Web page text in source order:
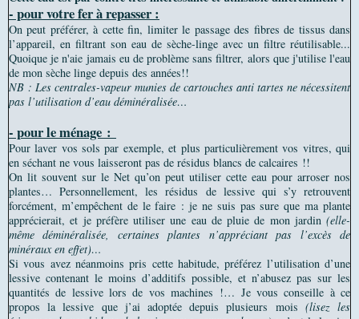
- pour votre fer à repasser :
On peut préférer, à cette fin, limiter le passage des fibres de tissus dans
l’appareil, en filtrant son eau de sèche-linge avec un filtre réutilisable...
Quoique je n'aie jamais eu de problème sans filtrer, alors que j'utilise l'eau
de mon sèche linge depuis des années!!
NB : Les centrales-vapeur munies de cartouches anti tartes ne nécessitent
pas l’utilisation d’eau déminéralisée…
- pour le ménage :
Pour laver vos sols par exemple, et plus particulièrement vos vitres, qui
en séchant ne vous laisseront pas de résidus blancs de calcaires !!
On lit souvent sur le Net qu’on peut utiliser cette eau pour arroser nos
plantes… Personnellement, les résidus de lessive qui s’y retrouvent
forcément, m’empêchent de le faire : je ne suis pas sure que ma plante
apprécierait, et je préfère utiliser une eau de pluie de mon jardin (elle-
même déminéralisée, certaines plantes n’appréciant pas l’excès de
minéraux en effet)…
Si vous avez néanmoins pris cette habitude, préférez l’utilisation d’une
lessive contenant le moins d’additifs possible, et n’abusez pas sur les
quantités de lessive lors de vos machines !… Je vous conseille à ce
propos la lessive que j’ai adoptée depuis plusieurs mois (lisez les